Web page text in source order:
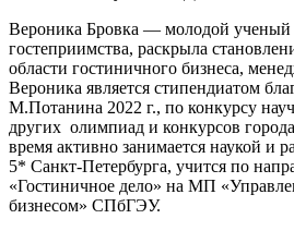
Вероника Бровка — молодой ученый
гостеприимства, раскрыла
области гостиничного бизнеса,
Вероника является стипендиатом
М.Потанина 2022 г., по конкурсу
других олимпиад и конкурсов
время активно занимается наукой и
5* Санкт-Петербурга, учится по
«Гостиничное дело» на МП
бизнесом» СПбГЭУ.